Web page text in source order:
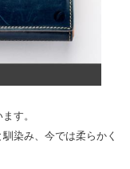
す。
染み、今では柔らかく